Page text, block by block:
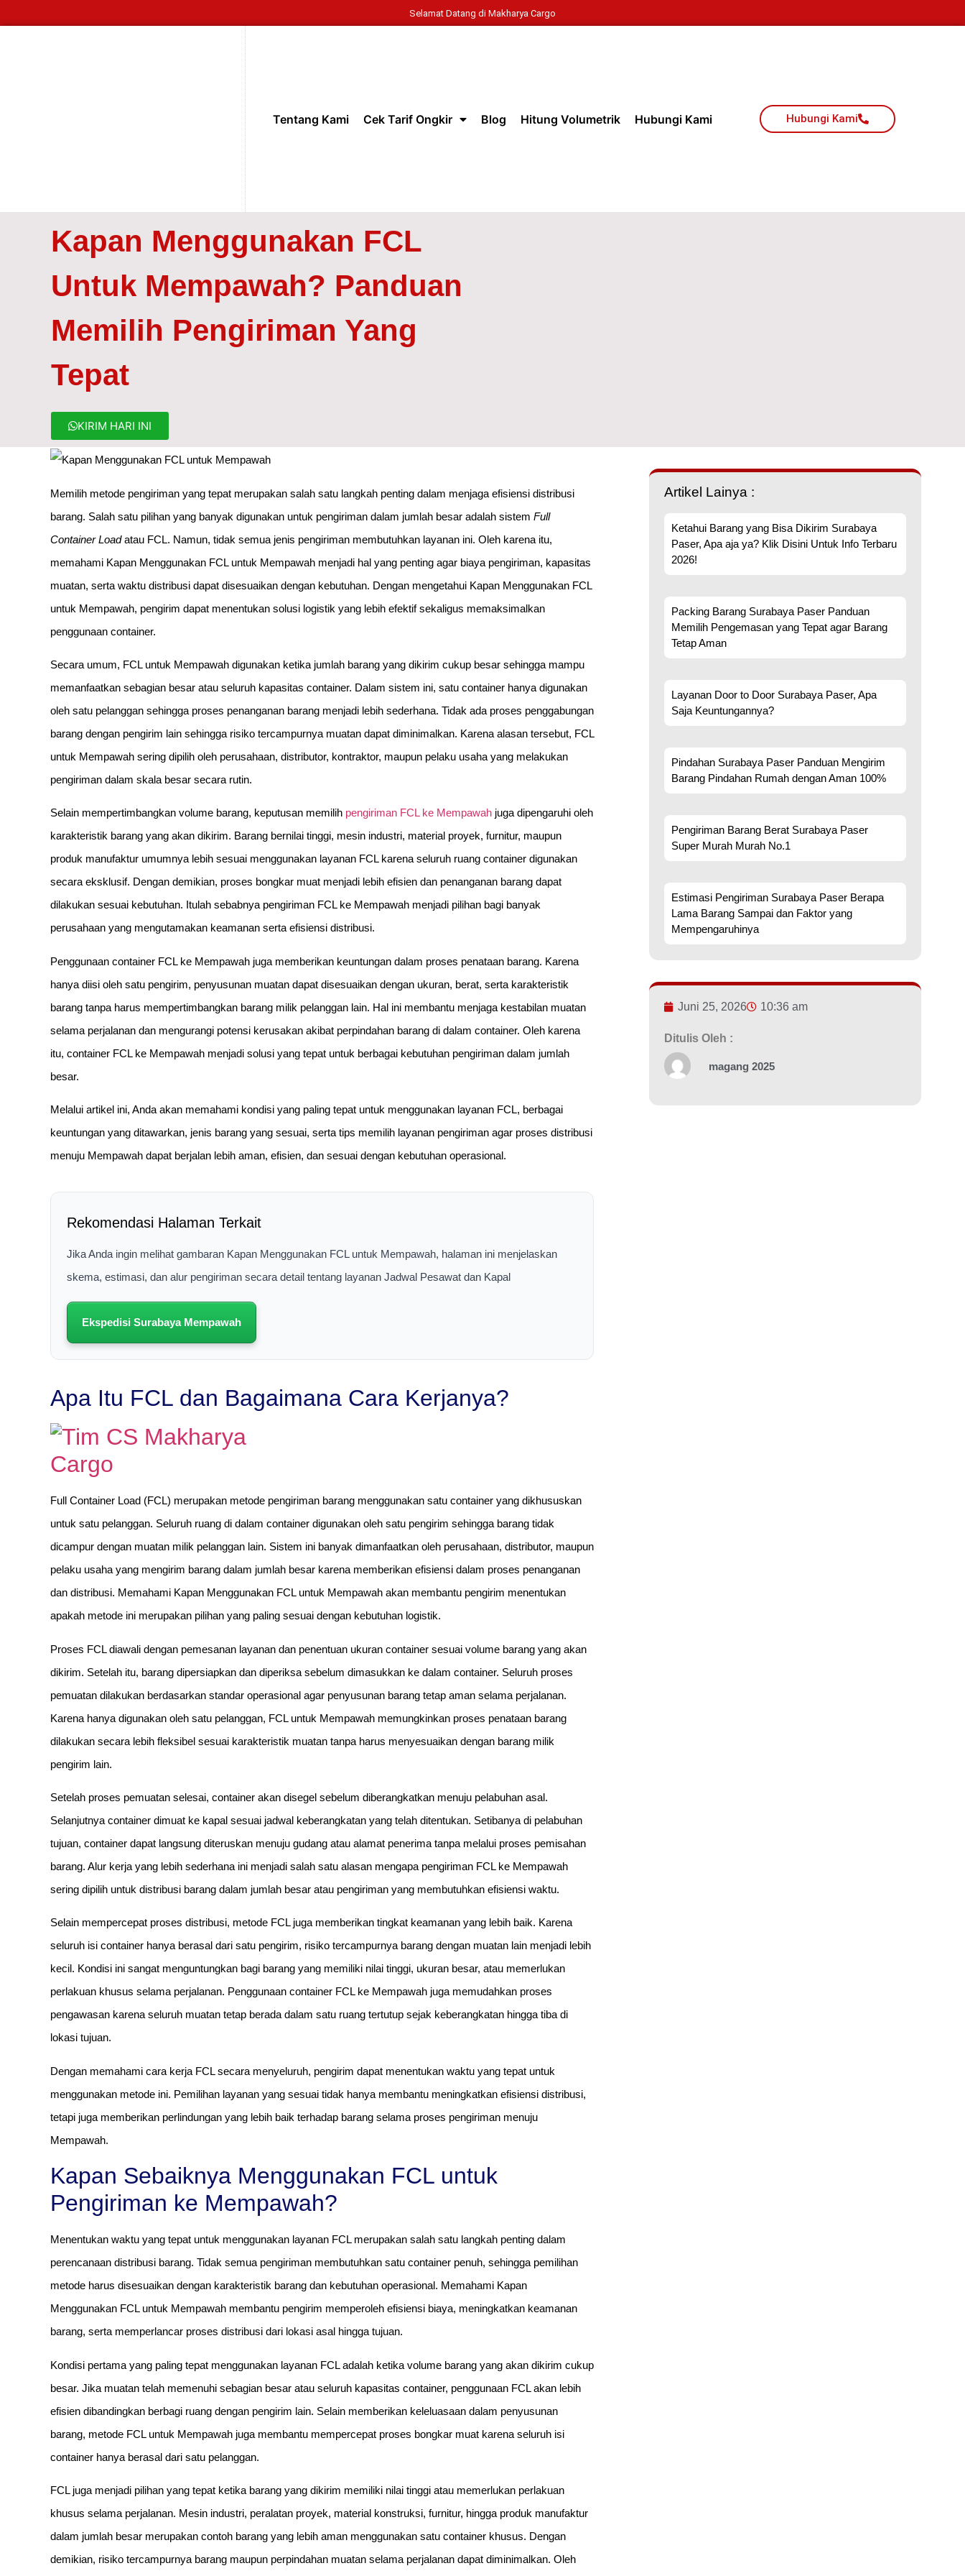
Selamat Datang di Makharya Cargo
Tentang Kami Cek Tarif Ongkir Blog Hitung Volumetrik Hubungi Kami Hubungi Kami
Kapan Menggunakan FCL
Untuk Mempawah? Panduan
Memilih Pengiriman Yang
Tepat
KIRIM HARI INI
Memilih metode pengiriman yang tepat merupakan salah satu langkah penting dalam menjaga efisiensi distribusi
barang. Salah satu pilihan yang banyak digunakan untuk pengiriman dalam jumlah besar adalah sistem Full
Container Loadatau FCL. Namun, tidak semua jenis pengiriman membutuhkan layanan ini. Oleh karena itu,
memahami Kapan Menggunakan FCL untuk Mempawah menjadi hal yang penting agar biaya pengiriman, kapasitas
muatan, serta waktu distribusi dapat disesuaikan dengan kebutuhan. Dengan mengetahui Kapan Menggunakan FCL
untuk Mempawah, pengirim dapat menentukan solusi logistik yang lebih efektif sekaligus memaksimalkan
penggunaan container.
Secara umum, FCL untuk Mempawah digunakan ketika jumlah barang yang dikirim cukup besar sehingga mampu
memanfaatkan sebagian besar atau seluruh kapasitas container. Dalam sistem ini, satu container hanya digunakan
oleh satu pelanggan sehingga proses penanganan barang menjadi lebih sederhana. Tidak ada proses penggabungan
barang dengan pengirim lain sehingga risiko tercampurnya muatan dapat diminimalkan. Karena alasan tersebut, FCL
untuk Mempawah sering dipilih oleh perusahaan, distributor, kontraktor, maupun pelaku usaha yang melakukan
pengiriman dalam skala besar secara rutin.
Selain mempertimbangkan volume barang, keputusan memilih pengiriman FCL ke Mempawah juga dipengaruhi oleh
karakteristik barang yang akan dikirim. Barang bernilai tinggi, mesin industri, material proyek, furnitur, maupun
produk manufaktur umumnya lebih sesuai menggunakan layanan FCL karena seluruh ruang container digunakan
secara eksklusif. Dengan demikian, proses bongkar muat menjadi lebih efisien dan penanganan barang dapat
dilakukan sesuai kebutuhan. Itulah sebabnya pengiriman FCL ke Mempawah menjadi pilihan bagi banyak
perusahaan yang mengutamakan keamanan serta efisiensi distribusi.
Penggunaan container FCL ke Mempawah juga memberikan keuntungan dalam proses penataan barang. Karena
hanya diisi oleh satu pengirim, penyusunan muatan dapat disesuaikan dengan ukuran, berat, serta karakteristik
barang tanpa harus mempertimbangkan barang milik pelanggan lain. Hal ini membantu menjaga kestabilan muatan
selama perjalanan dan mengurangi potensi kerusakan akibat perpindahan barang di dalam container. Oleh karena
itu, container FCL ke Mempawah menjadi solusi yang tepat untuk berbagai kebutuhan pengiriman dalam jumlah
besar.
Melalui artikel ini, Anda akan memahami kondisi yang paling tepat untuk menggunakan layanan FCL, berbagai
keuntungan yang ditawarkan, jenis barang yang sesuai, serta tips memilih layanan pengiriman agar proses distribusi
menuju Mempawah dapat berjalan lebih aman, efisien, dan sesuai dengan kebutuhan operasional.
Rekomendasi Halaman Terkait
Jika Anda ingin melihat gambaran Kapan Menggunakan FCL untuk Mempawah, halaman ini menjelaskan
skema, estimasi, dan alur pengiriman secara detail tentang layanan Jadwal Pesawat dan Kapal
Ekspedisi Surabaya Mempawah
Apa Itu FCL dan Bagaimana Cara Kerjanya?
Full Container Load (FCL) merupakan metode pengiriman barang menggunakan satu container yang dikhususkan
untuk satu pelanggan. Seluruh ruang di dalam container digunakan oleh satu pengirim sehingga barang tidak
dicampur dengan muatan milik pelanggan lain. Sistem ini banyak dimanfaatkan oleh perusahaan, distributor, maupun
pelaku usaha yang mengirim barang dalam jumlah besar karena memberikan efisiensi dalam proses penanganan
dan distribusi. Memahami Kapan Menggunakan FCL untuk Mempawah akan membantu pengirim menentukan
apakah metode ini merupakan pilihan yang paling sesuai dengan kebutuhan logistik.
Proses FCL diawali dengan pemesanan layanan dan penentuan ukuran container sesuai volume barang yang akan
dikirim. Setelah itu, barang dipersiapkan dan diperiksa sebelum dimasukkan ke dalam container. Seluruh proses
pemuatan dilakukan berdasarkan standar operasional agar penyusunan barang tetap aman selama perjalanan.
Karena hanya digunakan oleh satu pelanggan, FCL untuk Mempawah memungkinkan proses penataan barang
dilakukan secara lebih fleksibel sesuai karakteristik muatan tanpa harus menyesuaikan dengan barang milik
pengirim lain.
Setelah proses pemuatan selesai, container akan disegel sebelum diberangkatkan menuju pelabuhan asal.
Selanjutnya container dimuat ke kapal sesuai jadwal keberangkatan yang telah ditentukan. Setibanya di pelabuhan
tujuan, container dapat langsung diteruskan menuju gudang atau alamat penerima tanpa melalui proses pemisahan
barang. Alur kerja yang lebih sederhana ini menjadi salah satu alasan mengapa pengiriman FCL ke Mempawah
sering dipilih untuk distribusi barang dalam jumlah besar atau pengiriman yang membutuhkan efisiensi waktu.
Selain mempercepat proses distribusi, metode FCL juga memberikan tingkat keamanan yang lebih baik. Karena
seluruh isi container hanya berasal dari satu pengirim, risiko tercampurnya barang dengan muatan lain menjadi lebih
kecil. Kondisi ini sangat menguntungkan bagi barang yang memiliki nilai tinggi, ukuran besar, atau memerlukan
perlakuan khusus selama perjalanan. Penggunaan container FCL ke Mempawah juga memudahkan proses
pengawasan karena seluruh muatan tetap berada dalam satu ruang tertutup sejak keberangkatan hingga tiba di
lokasi tujuan.
Dengan memahami cara kerja FCL secara menyeluruh, pengirim dapat menentukan waktu yang tepat untuk
menggunakan metode ini. Pemilihan layanan yang sesuai tidak hanya membantu meningkatkan efisiensi distribusi,
tetapi juga memberikan perlindungan yang lebih baik terhadap barang selama proses pengiriman menuju
Mempawah.
Kapan Sebaiknya Menggunakan FCL untuk
Pengiriman ke Mempawah?
Menentukan waktu yang tepat untuk menggunakan layanan FCL merupakan salah satu langkah penting dalam
perencanaan distribusi barang. Tidak semua pengiriman membutuhkan satu container penuh, sehingga pemilihan
metode harus disesuaikan dengan karakteristik barang dan kebutuhan operasional. Memahami Kapan
Menggunakan FCL untuk Mempawah membantu pengirim memperoleh efisiensi biaya, meningkatkan keamanan
barang, serta memperlancar proses distribusi dari lokasi asal hingga tujuan.
Kondisi pertama yang paling tepat menggunakan layanan FCL adalah ketika volume barang yang akan dikirim cukup
besar. Jika muatan telah memenuhi sebagian besar atau seluruh kapasitas container, penggunaan FCL akan lebih
efisien dibandingkan berbagi ruang dengan pengirim lain. Selain memberikan keleluasaan dalam penyusunan
barang, metode FCL untuk Mempawah juga membantu mempercepat proses bongkar muat karena seluruh isi
container hanya berasal dari satu pelanggan.
FCL juga menjadi pilihan yang tepat ketika barang yang dikirim memiliki nilai tinggi atau memerlukan perlakuan
khusus selama perjalanan. Mesin industri, peralatan proyek, material konstruksi, furnitur, hingga produk manufaktur
dalam jumlah besar merupakan contoh barang yang lebih aman menggunakan satu container khusus. Dengan
demikian, risiko tercampurnya barang maupun perpindahan muatan selama perjalanan dapat diminimalkan. Oleh
Artikel Lainya :
Ketahui Barang yang Bisa Dikirim Surabaya
Paser, Apa aja ya? Klik Disini Untuk Info Terbaru
2026!
Packing Barang Surabaya Paser Panduan
Memilih Pengemasan yang Tepat agar Barang
Tetap Aman
Layanan Door to Door Surabaya Paser, Apa
Saja Keuntungannya?
Pindahan Surabaya Paser Panduan Mengirim
Barang Pindahan Rumah dengan Aman 100%
Pengiriman Barang Berat Surabaya Paser
Super Murah Murah No.1
Estimasi Pengiriman Surabaya Paser Berapa
Lama Barang Sampai dan Faktor yang
Mempengaruhinya
Juni 25, 2026 10:36 am
Ditulis Oleh :
magang 2025